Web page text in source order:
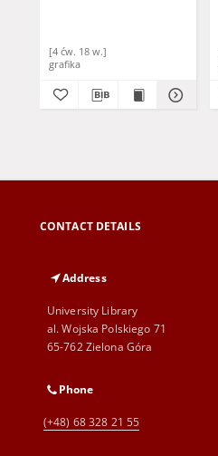
[4 ćw. 18 w.]
grafika
CONTACT DETAILS
Address
University Library
al. Wojska Polskiego 71
65-762 Zielona Góra
Phone
(+48) 68 328 21 55